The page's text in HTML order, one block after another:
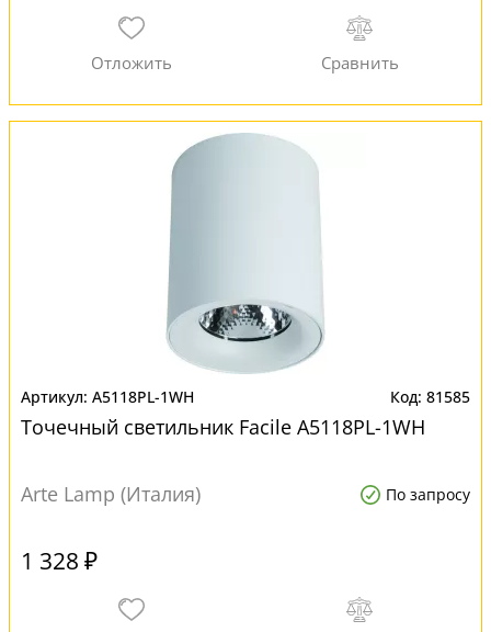
A5118PL-1WH 81585
Точечный светильник Facile A5118PL-1WH
Arte Lamp (Италия) По запросу
1 328 ₽